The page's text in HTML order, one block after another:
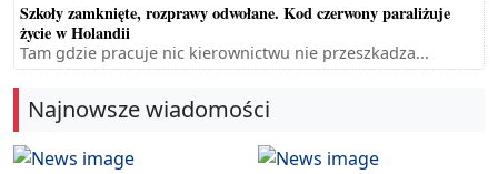
Szkoły zamknięte, rozprawy odwołane. Kod czerwony paraliżuje
życie w Holandii
Tam gdzie pracuje nic kierownictwu nie przeszkadza...
Najnowsze wiadomości